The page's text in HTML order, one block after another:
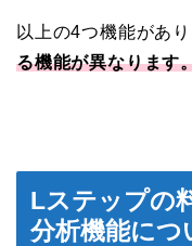
以上の4つ機能があ
る機能が異なります
Lステップの
分析機能につ